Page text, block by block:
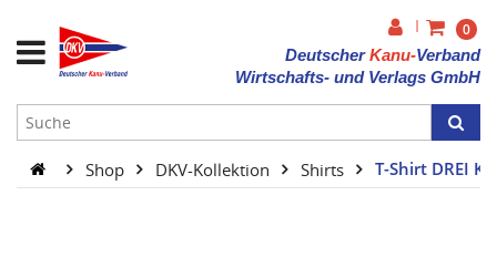
|
0
DeutscherKanu-Verband
Wirtschafts- und Verlags GmbH
Shop DKV-Kollektion Shirts T-Shirt DREI